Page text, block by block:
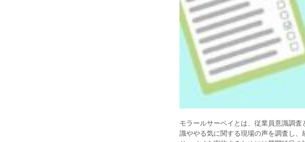
モラールサーベイとは、従業員意識調
識ややる気に関する現場の声を調査し